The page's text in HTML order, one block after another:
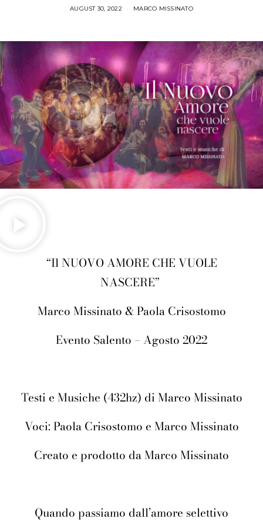
AUGUST 30, 2022 MARCO MISSINATO
“Il NUOVO AMORE CHE VUOLE
NASCERE”
Marco Missinato & Paola Crisostomo
Evento Salento – Agosto 2022
Testi e Musiche (432hz) di Marco Missinato
Voci: Paola Crisostomo e Marco Missinato
Creato e prodotto da Marco Missinato
Quando passiamo dall’amore selettivo